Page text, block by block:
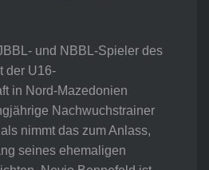
und NBBL-Spieler des
der U16-
in Nord-Mazedonien
Nachwuchstrainer
nimmt das zum Anlass,
seines ehemaligen